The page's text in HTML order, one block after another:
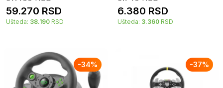
59.270 RSD
Ušteda: 38.190 RSD
6.380 RSD
Ušteda: 3.360 RSD
-34% -37%